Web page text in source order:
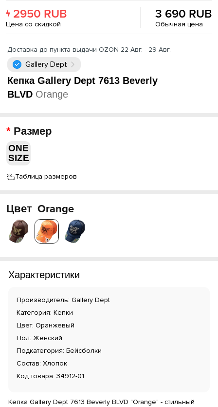
2950 RUB
Цена со скидкой
3 690 RUB
Обычная цена
Доставка до пункта выдачи OZON 22 Авг. - 29 Авг.
Gallery Dept
Кепка Gallery Dept 7613 Beverly
BLVD Orange
Размер
ONE
SIZE
Таблица размеров
Цвет Orange
Характеристики
Производитель: Gallery Dept
Категория: Кепки
Цвет: Оранжевый
Пол: Женский
Подкатегория: Бейсболки
Состав: Хлопок
Код товара: 34912-01
Кепка Gallery Dept 7613 Beverly BLVD "Orange" - стильный